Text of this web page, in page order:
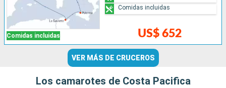
Comidas incluidas US$ 652
Comidas incluidas
VER MÁS DE CRUCEROS
Los camarotes de Costa Pacifica